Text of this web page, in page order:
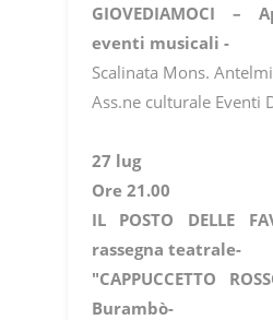
GIOVEDIAMOCI –
eventi musicali -
Scalinata Mons. Antelmi
Ass.ne culturale Eventi
27 lug
Ore 21.00
IL POSTO DELLE
rassegna teatrale-
"CAPPUCCETTO
Burambò-